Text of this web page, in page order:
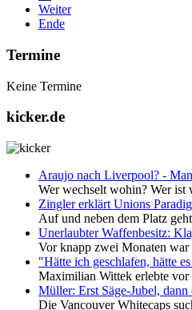
Weiter
Ende
Termine
Keine Termine
kicker.de
Araujo nach Liverpool? -
Wer wechselt wohin? Wer ist
Zingler erklärt Unions
Auf und neben dem Platz
Unerlaubter Waffenbesitz:
Vor knapp zwei Monaten war
"Hätte ich geschlafen, hätte
Maximilian Wittek erlebte vor
Müller: Erst Säge-Jubel, dann
Die Vancouver Whitecaps